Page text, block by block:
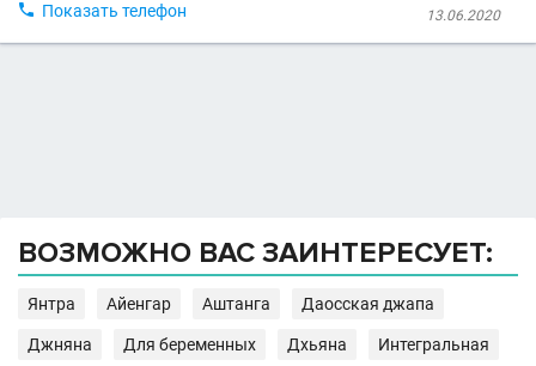
13.06.2020
 Показать телефон
ВОЗМОЖНО ВАС ЗАИНТЕРЕСУЕТ:
Янтра Айенгар Аштанга Даосская джапа
Джняна Для беременных Дхьяна Интегральная